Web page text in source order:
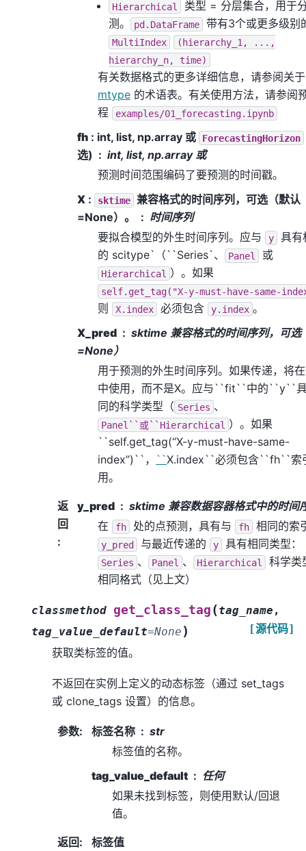
Hierarchical
类型 = 分层集合，用于
测。
pd.DataFrame 带有3个或更多级别
MultiIndex (hierarchy_1,
...,
hierarchy_n,
time)
有关数据格式的更多详细信息，请参阅关于
mtype 的术语表。有关使用方法，请参阅
程
examples/01_forecasting.ipynb
fh : int, list, np.array 或 ForecastingHorizon
选)
int, list, np.array 或
预测时间范围编码了要预测的时间戳。
X : sktime 兼容格式的时间序列，可选（默认
=None）。
时间序列
要拟合模型的外生时间序列。应与
y
具有
的 scitype`（``Series`、 Panel 或
Hierarchical ）。如果
self.get_tag("X-y-must-have-same-
则 X.index 必须包含 y.index 。
X_pred
sktime 兼容格式的时间序列，可选
=None）
用于预测的外生时间序列。如果传递，将
中使用，而不是X。应与``fit``中的``y``
同的科学类型（ Series 、
Panel``或``Hierarchical ）。如果
``self.get_tag(“X-y-must-have-same-
index”)``， ``X.index``必须包含``fh``索
用。
返
回
:
y_pred
sktime 兼容数据容器格式中的时间
在
fh 处的点预测，具有与 fh 相同的索
y_pred 与最近传递的 y 具有相同类型：
Series 、 Panel 、 Hierarchical
科学类
相同格式（见上文）
classmethod get_class_tag (tag_name ,
tag_value_default=None ) [源代码]
获取类标签的值。
不返回在实例上定义的动态标签（通过 set_tags
或 clone_tags 设置）的信息。
参数: 标签名称
str
标签值的名称。
tag_value_default
任何
如果未找到标签，则使用默认/回退
值。
返回:
标签值